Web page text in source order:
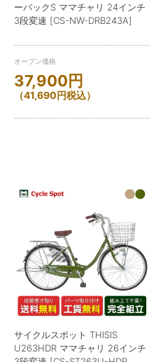
ーバックS ママチャリ 24インチ
3段変速 [CS-NW-DRB243A]
オープン価格
37,900円
（41,690円税込）
サイクルスポット THISIS
U263HDR ママチャリ 26インチ